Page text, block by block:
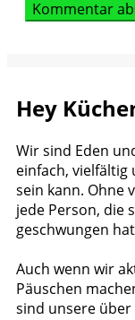
Hey
Wir sind Eden
einfach, vielfältig
sein kann. Ohne
jede Person, die
geschwungen
Auch wenn wir
Päuschen
sind unsere über